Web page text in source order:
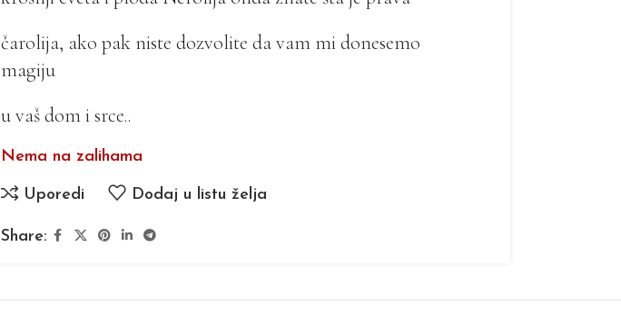
čarolija, ako pak niste dozvolite da vam mi donesemo
magiju
u vaš dom i srce..
Nema na zalihama
Uporedi Dodaj u listu želja
Share: